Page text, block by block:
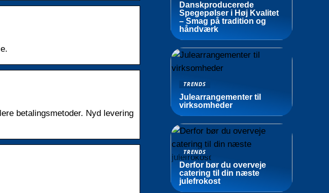
betalingsmetoder. Nyd levering
Danskproducerede
Spegepølser i Høj Kvalitet
– Smag på tradition og
håndværk
TRENDS
Julearrangementer til
virksomheder
TRENDS
Derfor bør du overveje
catering til din næste
julefrokost